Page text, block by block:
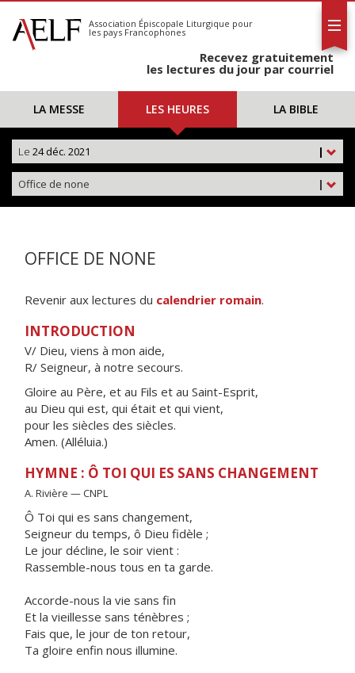
S'abonner
Calendrier
Association Épiscopale Liturgique pour
les pays Francophones
Recevez gratuitement
les lectures du jour par courriel
LA MESSE LES HEURES LA BIBLE
|
Le 24 déc. 2021
|
Office de none
OFFICE DE NONE
Revenir aux lectures du calendrier romain.
INTRODUCTION
V/ Dieu, viens à mon aide,
R/ Seigneur, à notre secours.
Gloire au Père, et au Fils et au Saint-Esprit,
au Dieu qui est, qui était et qui vient,
pour les siècles des siècles.
Amen. (Alléluia.)
HYMNE : Ô TOI QUI ES SANS CHANGEMENT
A. Rivière — CNPL
Ô Toi qui es sans changement,
Seigneur du temps, ô Dieu fidèle ;
Le jour décline, le soir vient :
Rassemble-nous tous en ta garde.
Accorde-nous la vie sans fin
Et la vieillesse sans ténèbres ;
Fais que, le jour de ton retour,
Ta gloire enfin nous illumine.